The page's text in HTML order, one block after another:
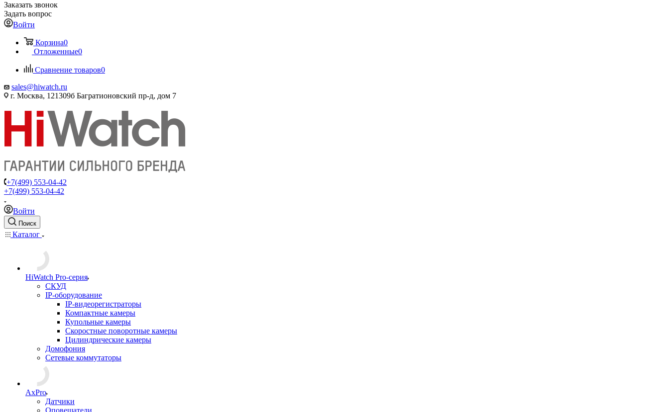
Заказать звонок
Задать вопрос
Войти
Корзина0
Отложенные0
Сравнение товаров0
sales@hiwatch.ru
г. Москва, 121309б Багратионовский пр-д, дом 7
+7(499) 553-04-42
+7(499) 553-04-42
Войти
Поиск
Каталог
HiWatch Pro-серия
CКУД
IP-оборудование
IP-видеорегистраторы
Компактные камеры
Купольные камеры
Скоростные поворотные камеры
Цилиндрические камеры
Домофония
Сетевые коммутаторы
AxPro
Датчики
Оповещатели